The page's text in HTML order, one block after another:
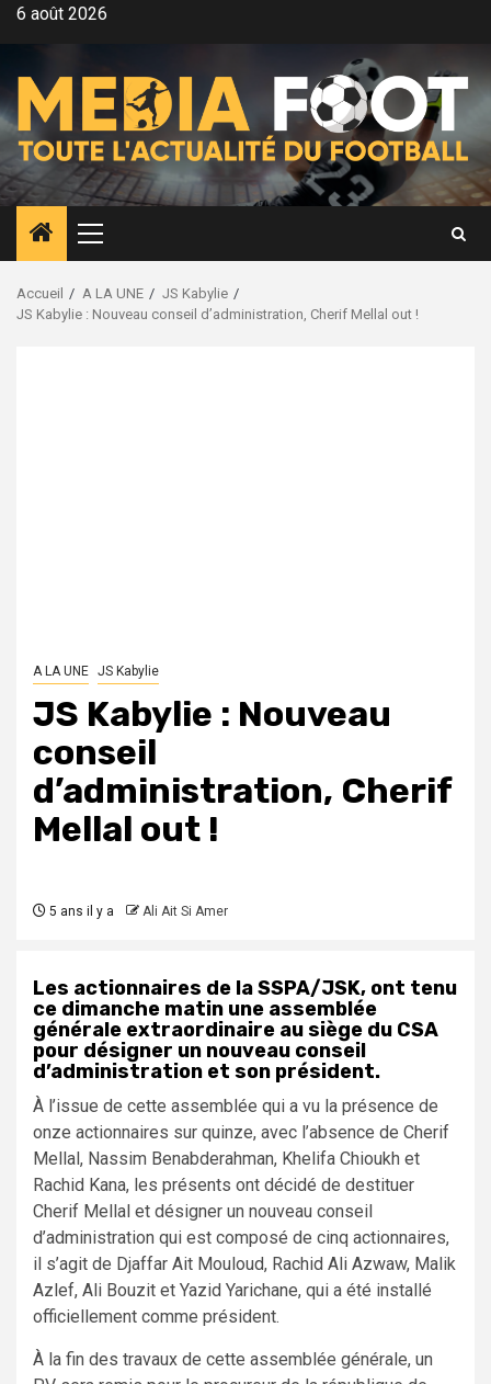
Aller6 août 2026
Menu
principal
Accueil A LA UNE
JS Kabylie
JS Kabylie : Nouveau conseil d’administration, Cherif Mellal out !
A LA UNE JS Kabylie
JS Kabylie : Nouveau
conseil
d’administration, Cherif
Mellal out !
5 ans il y a Ali Ait Si Amer
Les actionnaires de la SSPA/JSK, ont tenu
ce dimanche matin une assemblée
générale extraordinaire au siège du CSA
pour désigner un nouveau conseil
d’administration et son président.
À l’issue de cette assemblée qui a vu la présence de
onze actionnaires sur quinze, avec l’absence de Cherif
Mellal, Nassim Benabderahman, Khelifa Chioukh et
Rachid Kana, les présents ont décidé de destituer
Cherif Mellal et désigner un nouveau conseil
d’administration qui est composé de cinq actionnaires,
il s’agit de Djaffar Ait Mouloud, Rachid Ali Azwaw, Malik
Azlef, Ali Bouzit et Yazid Yarichane, qui a été installé
officiellement comme président.
À la fin des travaux de cette assemblée générale, un